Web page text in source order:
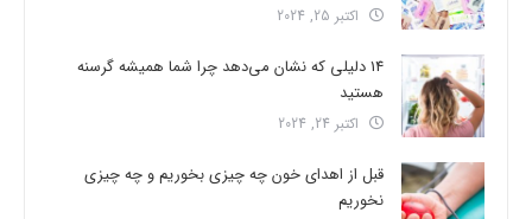
اکتبر 25, 2024
14 دلیلی که نشان می‌دهد چرا شما همیشه گرسنه
هستید
اکتبر 24, 2024
قبل از اهدای خون چه چیزی بخوریم و چه چیزی
نخوریم